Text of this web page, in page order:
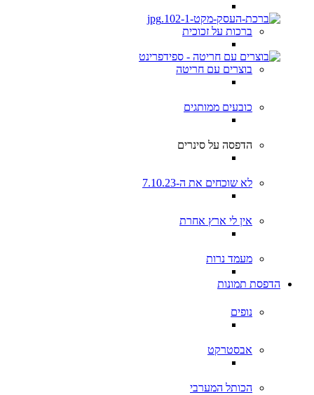
ברכות על זכוכית
בוצרים עם חריטה
כובעים ממותגים
הדפסה על סינרים
לא שוכחים את ה-7.10.23
אין לי ארץ אחרת
מעמד נרות
הדפסת תמונות
נופים
אבסטרקט
הכותל המערבי